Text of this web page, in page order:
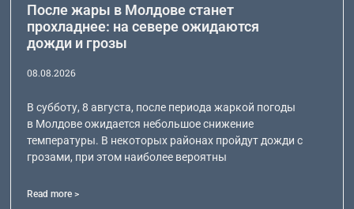
После жары в Молдове станет
прохладнее: на севере ожидаются
дожди и грозы
08.08.2026
В субботу, 8 августа, после периода жаркой погоды
в Молдове ожидается небольшое снижение
температуры. В некоторых районах пройдут дожди с
грозами, при этом наиболее вероятны
Read more >